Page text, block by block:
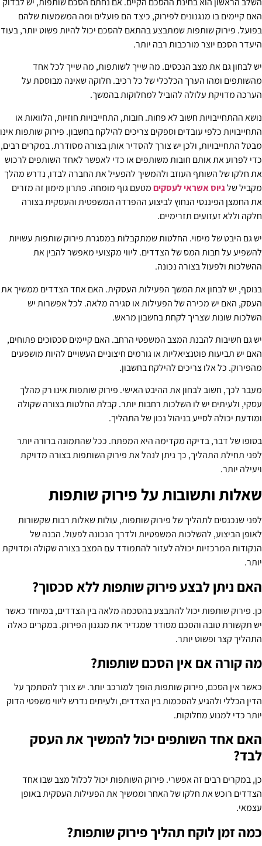
האם קיימים בו מנגנונים לפירוק, כיצד הם פועלים ומה המשמעות שלהם
בפועל. פירוק שותפות שמתבצע בהתאם להסכם יכול להיות פשוט יותר, בעוד
היעדר הסכם יוצר מורכבות רבה יותר.
יש לבחון גם את מצב הנכסים. מה שייך לשותפות, מה שייך לכל אחד
מהשותפים ומהו הערך הכלכלי של כל רכיב. חלוקה שאינה מבוססת על
הערכה מדויקת עלולה להוביל למחלוקות בהמשך.
נושא ההתחייבויות חשוב לא פחות. חובות, התחייבויות חוזיות, הלוואות או
התחייבויות כלפי עובדים וספקים צריכים להילקח בחשבון. פירוק שותפות אינו
מבטל התחייבויות, ולכן יש צורך להסדיר אותן בצורה מסודרת. במקרים רבים,
כדי לפרוע את אותם חובות משותפים או כדי לאפשר לאחד השותפים לרכוש
את חלקו של השותף העוזב ולהמשיך להפעיל את החברה לבדו, נדרש מהלך
מקביל שלגיוס אשראי לעסקיםמטעם גוף מומחה. פתרון מימון זה מזרים
את החמצן הפיננסי הנחוץ לביצוע ההפרדה המשפטית והעסקית בצורה
חלקה וללא זעזועים תזרימיים.
יש גם היבט של מיסוי. החלטות שמתקבלות במסגרת פירוק שותפות עשויות
להשפיע על חבות המס של הצדדים. ליווי מקצועי מאפשר להבין את
ההשלכות ולפעול בצורה נכונה.
בנוסף, יש לבחון את המשך הפעילות העסקית. האם אחד הצדדים ממשיך את
העסק, האם יש מכירה של הפעילות או סגירה מלאה. לכל אפשרות יש
השלכות שונות שצריך לקחת בחשבון מראש.
יש גם חשיבות להבנת המצב המשפטי הרחב. האם קיימים סכסוכים פתוחים,
האם יש תביעות פוטנציאליות או גורמים חיצוניים העשויים להיות מושפעים
מהפירוק. כל אלו צריכים להילקח בחשבון.
מעבר לכך, חשוב לבחון את ההיבט האישי. פירוק שותפות אינו רק מהלך
עסקי, ולעיתים יש לו השלכות רחבות יותר. קבלת החלטות בצורה שקולה
ומודעת יכולה לסייע בניהול נכון של התהליך.
בסופו של דבר, בדיקה מקדימה היא המפתח. ככל שהתמונה ברורה יותר
לפני תחילת התהליך, כך ניתן לנהל את פירוק השותפות בצורה מדויקת
ויעילה יותר.
שאלות ותשובות על פירוק שותפות
לפני שנכנסים לתהליך של פירוק שותפות, עולות שאלות רבות שקשורות
לאופן הביצוע, להשלכות המשפטיות ולדרך הנכונה לפעול. הבנה של
הנקודות המרכזיות יכולה לעזור להתמודד עם המצב בצורה שקולה ומדויקת
יותר.
האם ניתן לבצע פירוק שותפות ללא סכסוך?
כן. פירוק שותפות יכול להתבצע בהסכמה מלאה בין הצדדים, במיוחד כאשר
יש תקשורת טובה והסכם מסודר שמגדיר את מנגנון הפירוק. במקרים כאלה
התהליך קצר ופשוט יותר.
מה קורה אם אין הסכם שותפות?
כאשר אין הסכם, פירוק שותפות הופך למורכב יותר. יש צורך להסתמך על
הדין הכללי ולהגיע להסכמות בין הצדדים, ולעיתים נדרש ליווי משפטי הדוק
יותר כדי למנוע מחלוקות.
האם אחד השותפים יכול להמשיך את העסק
לבד?
כן, במקרים רבים זה אפשרי. פירוק השותפות יכול לכלול מצב שבו אחד
הצדדים רוכש את חלקו של האחר וממשיך את הפעילות העסקית באופן
עצמאי.
כמה זמן לוקח תהליך פירוק שותפות?